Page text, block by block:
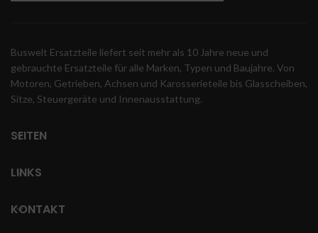
Buswelt Ersatzteile liefert seit mehr als 10 Jahre neue und
gebrauchte Ersatzteile für alle Marken, Typen und Baujahre. Von
Motoren, Getrieben, Achsen und Karosserieteile bis Glasscheiben,
Sitze, Steuergeräte und Innenausstattung.
SEITEN
LINKS
KONTAKT